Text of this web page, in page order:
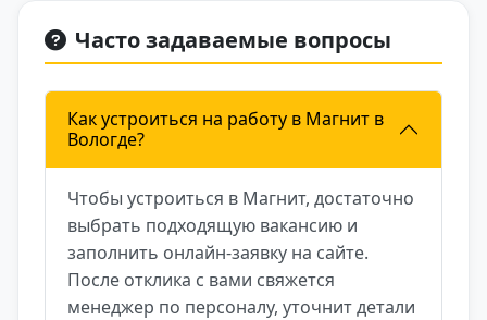
Часто задаваемые вопросы
Как устроиться на работу в Магнит в
Вологде?
Чтобы устроиться в Магнит, достаточно
выбрать подходящую вакансию и
заполнить онлайн-заявку на сайте.
После отклика с вами свяжется
менеджер по персоналу, уточнит детали